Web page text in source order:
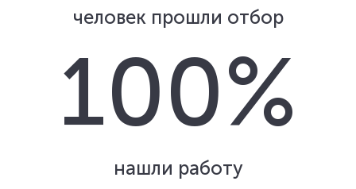
человек прошли отбор
100%
нашли работу